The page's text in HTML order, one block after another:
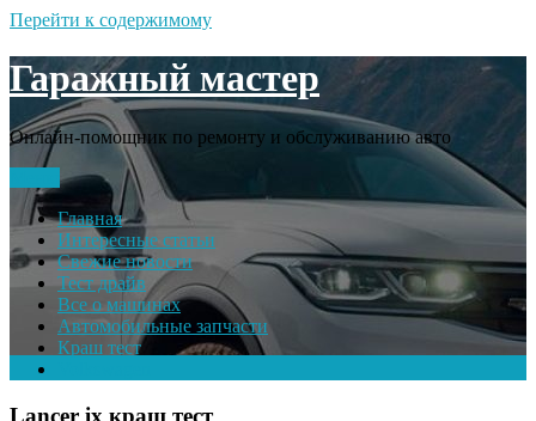
Перейти к содержимому
Гаражный мастер
Онлайн-помощник по ремонту и обслуживанию авто
Главная
Интересные статьи
Свежие новости
Тест драйв
Все о машинах
Автомобильные запчасти
Краш тест
Lancer ix краш тест